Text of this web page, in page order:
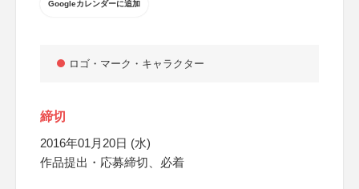
Googleカレンダーに追加
ロゴ・マーク・キャラクター
締切
2016年01月20日 (水)
作品提出・応募締切、必着